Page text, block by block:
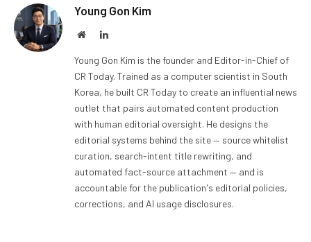
Young Gon Kim
WebsiteLinkedIn
Young Gon Kim is the founder and Editor-in-Chief of
CR Today. Trained as a computer scientist in South
Korea, he built CR Today to create an influential news
outlet that pairs automated content production
with human editorial oversight. He designs the
editorial systems behind the site — source whitelist
curation, search-intent title rewriting, and
automated fact-source attachment — and is
accountable for the publication's editorial policies,
corrections, and AI usage disclosures.